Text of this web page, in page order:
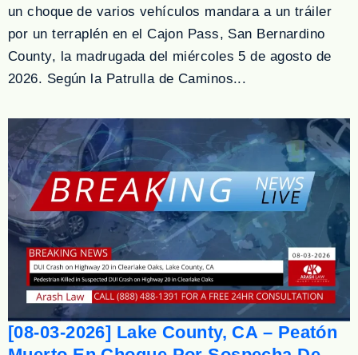
un choque de varios vehículos mandara a un tráiler
por un terraplén en el Cajon Pass, San Bernardino
County, la madrugada del miércoles 5 de agosto de
2026. Según la Patrulla de Caminos...
[08-03-2026] Lake County, CA – Peatón